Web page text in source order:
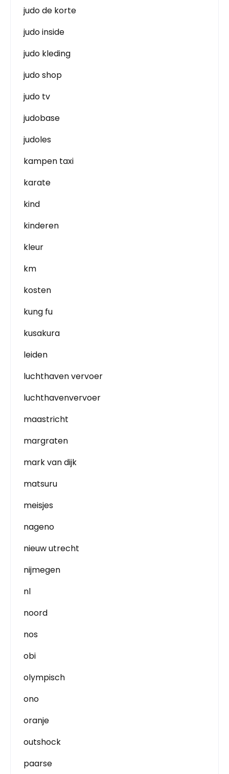
judo de korte
judo inside
judo kleding
judo shop
judo tv
judobase
judoles
kampen taxi
karate
kind
kinderen
kleur
km
kosten
kung fu
kusakura
leiden
luchthaven vervoer
luchthavenvervoer
maastricht
margraten
mark van dijk
matsuru
meisjes
nageno
nieuw utrecht
nijmegen
nl
noord
nos
obi
olympisch
ono
oranje
outshock
paarse